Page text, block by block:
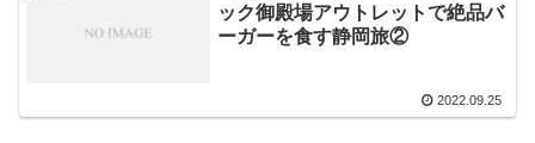
ック御殿場アウトレットで絶品バ
ーガーを食す静岡旅②
2022.09.25